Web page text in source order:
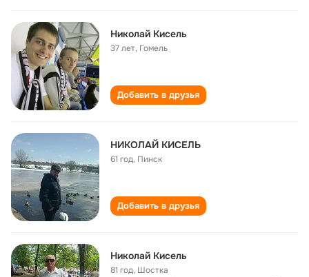
Николай Кисель
37 лет, Гомель
Добавить в друзья
НИКОЛАЙ КИСЕЛЬ
61 год, Пинск
Добавить в друзья
Николай Кисель
81 год, Шостка